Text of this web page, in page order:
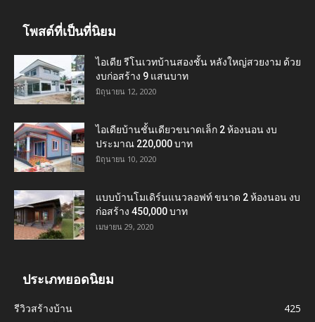
โพสต์ที่เป็นที่นิยม
ไอเดีย รีโนเวทบ้านสองชั้น หลังใหญ่สวยงาม ด้วย
งบก่อสร้าง 9 แสนบาท
มิถุนายน 12, 2020
ไอเดียบ้านชั้นเดียวขนาดเล็ก 2 ห้องนอน งบ
ประมาณ 220,000 บาท
มิถุนายน 10, 2020
แบบบ้านโมเดิร์นแนวลอฟท์ ขนาด 2 ห้องนอน งบ
ก่อสร้าง 450,000 บาท
เมษายน 29, 2020
ประเภทยอดนิยม
รีวิวสร้างบ้าน
425